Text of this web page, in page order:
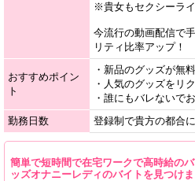
※貴女もセクシーラ
今流行の動画配信で
リティ比率アップ！
おすすめポイン
ト
・新品のグッズが無
・人気のグッズをリ
・誰にもバレないで
勤務日数
登録制で貴方の都合
簡単で短時間で在宅ワークで高時給の
ッズオナニーレディのバイトを見つけま